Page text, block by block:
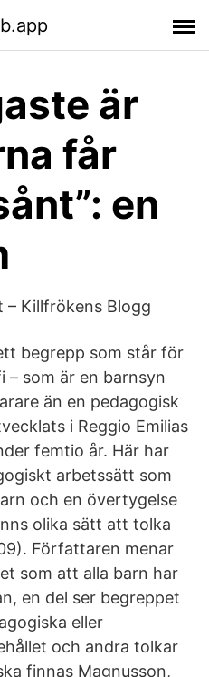
är
får
en
Killfrökens Blogg
begrepp som står för
– som är en barnsyn
än en pedagogisk
i Reggio Emilias
femtio år. Här har
arbetssätt som
och en övertygelse
olika sätt att tolka
Författaren menar
som att alla barn har
en del ser begreppet
eller
och andra tolkar
finnas Magnusson,